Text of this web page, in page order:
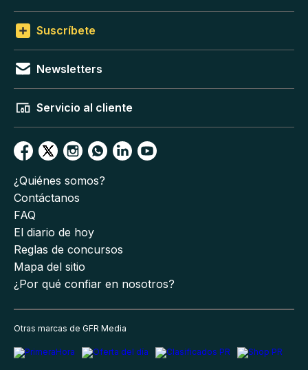
Suscríbete
Newsletters
Servicio al cliente
¿Quiénes somos?
Contáctanos
FAQ
El diario de hoy
Reglas de concursos
Mapa del sitio
¿Por qué confiar en nosotros?
Otras marcas de GFR Media